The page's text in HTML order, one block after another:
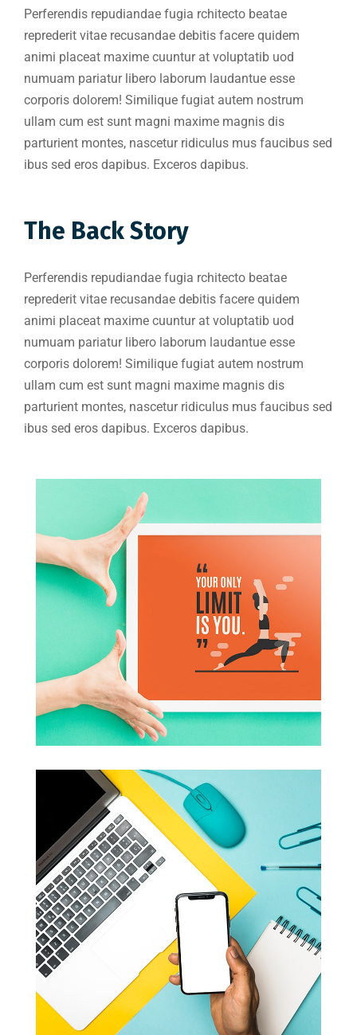
Perferendis repudiandae fugia rchitecto beatae
reprederit vitae recusandae debitis facere quidem
animi placeat maxime cuuntur at voluptatib uod
numuam pariatur libero laborum laudantue esse
corporis dolorem! Similique fugiat autem nostrum
ullam cum est sunt magni maxime magnis dis
parturient montes, nascetur ridiculus mus faucibus sed
ibus sed eros dapibus. Exceros dapibus.
The Back Story
Perferendis repudiandae fugia rchitecto beatae
reprederit vitae recusandae debitis facere quidem
animi placeat maxime cuuntur at voluptatib uod
numuam pariatur libero laborum laudantue esse
corporis dolorem! Similique fugiat autem nostrum
ullam cum est sunt magni maxime magnis dis
parturient montes, nascetur ridiculus mus faucibus sed
ibus sed eros dapibus. Exceros dapibus.